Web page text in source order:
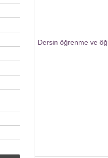
Dersin öğrenme ve